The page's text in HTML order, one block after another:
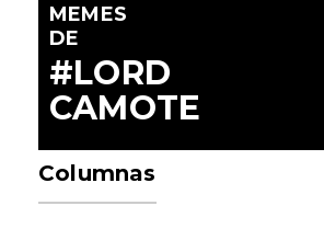
MEMES
DE
#LORD
CAMOTE
Columnas